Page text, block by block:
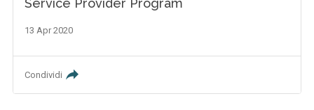
Service Provider Program
13 Apr 2020
Condividi